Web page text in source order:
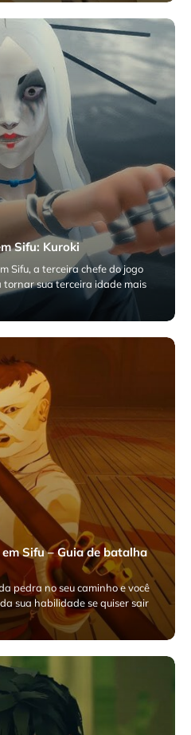
Sifu: Kuroki
Sifu, a terceira chefe do jogo
tornar sua terceira idade mais
Sifu – Guia de batalha
pedra no seu caminho e você
sua habilidade se quiser sair